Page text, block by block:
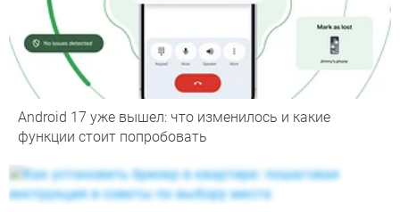
Android 17 уже вышел: что изменилось и какие
функции стоит попробовать